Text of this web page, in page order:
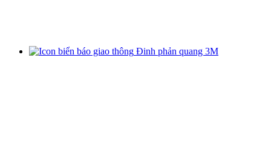
Đinh phản quang 3M